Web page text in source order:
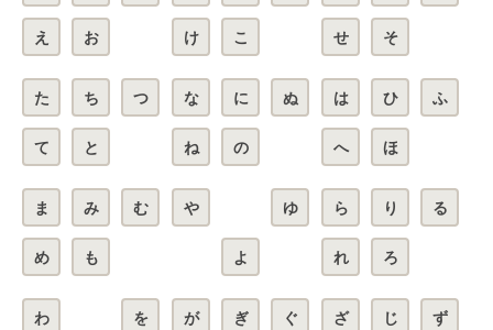
え お け こ せ そ
た ち つ
て と
な に ぬ
ね の
は ひ ふ
へ ほ
ま み む
め も
や ゆ
よ
ら り る
れ ろ
わ を が ぎ ぐ ざ じ ず